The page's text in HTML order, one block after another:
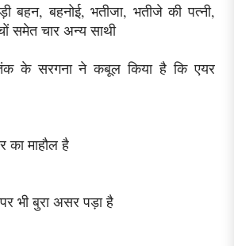
बहन, बहनोई, भतीजा, भतीजे की पत्नी,
समेत चार अन्य साथी
के सरगना ने कबूल किया है कि एयर
का माहौल है
भी बुरा असर पड़ा है